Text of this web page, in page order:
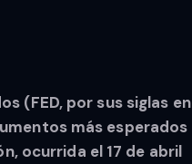
(FED, por sus siglas en
más esperados
ocurrida el 17 de abril